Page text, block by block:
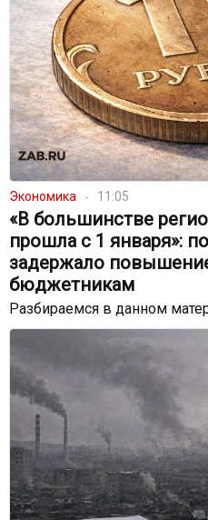
Экономика 11:05
«В большинстве
прошла с 1 января»:
задержало
бюджетникам
Разбираемся в данном